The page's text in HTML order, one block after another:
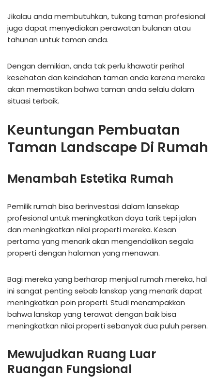
Jikalau anda membutuhkan, tukang taman profesional
juga dapat menyediakan perawatan bulanan atau
tahunan untuk taman anda.
Dengan demikian, anda tak perlu khawatir perihal
kesehatan dan keindahan taman anda karena mereka
akan memastikan bahwa taman anda selalu dalam
situasi terbaik.
Keuntungan Pembuatan
Taman Landscape Di Rumah
Menambah Estetika Rumah
Pemilik rumah bisa berinvestasi dalam lansekap
profesional untuk meningkatkan daya tarik tepi jalan
dan meningkatkan nilai properti mereka. Kesan
pertama yang menarik akan mengendalikan segala
properti dengan halaman yang menawan.
Bagi mereka yang berharap menjual rumah mereka, hal
ini sangat penting sebab lanskap yang menarik dapat
meningkatkan poin properti. Studi menampakkan
bahwa lanskap yang terawat dengan baik bisa
meningkatkan nilai properti sebanyak dua puluh persen.
Mewujudkan Ruang Luar
Ruangan Fungsional